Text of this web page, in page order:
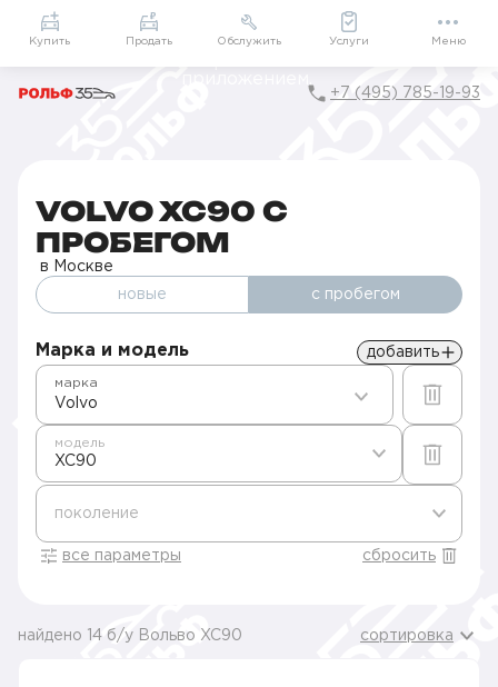
Приложение
Мой РОЛЬФ
Подарки внутри
+7 (495) 785-19-93
VOLVO XC90 С
ПРОБЕГОМ
в Москве
новые с пробегом
Марка и модель добавить
Volvo
марка
XC90
модель
поколение
все параметры сбросить
найдено 14 б/у Вольво XC90 сортировка
Купить Продать Обслужить Услуги Меню